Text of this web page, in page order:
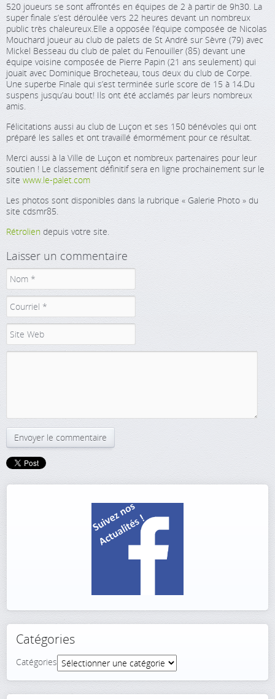
520 joueurs se sont affrontés en équipes de 2 à partir de 9h30. La
super finale s’est déroulée vers 22 heures devant un nombreux
public très chaleureux.Elle a opposée l’équipe composée de Nicolas
Mouchard joueur au club de palets de St André sur Sèvre (79) avec
Mickel Besseau du club de palet du Fenouiller (85) devant une
équipe voisine composée de Pierre Papin (21 ans seulement) qui
jouait avec Dominique Brocheteau, tous deux du club de Corpe.
Une superbe Finale qui s’est terminée surle score de 15 à 14.Du
suspens jusqu’au bout! Ils ont été acclamés par leurs nombreux
amis.
Félicitations aussi au club de Luçon et ses 150 bénévoles qui ont
préparé les salles et ont travaillé émormément pour ce résultat.
Merci aussi à la Ville de Luçon et nombreux partenaires pour leur
soutien ! Le classement définitif sera en ligne prochainement sur le
site www.le-palet.com
Les photos sont disponibles dans la rubrique « Galerie Photo » du
site cdsmr85.
Rétrolien depuis votre site.
Laisser un commentaire
Catégories
Catégories